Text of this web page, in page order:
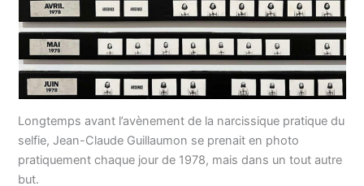
Longtemps avant l’avènement de la narcissique pratique du
selfie, Jean-Claude Guillaumon se prenait en photo
pratiquement chaque jour de 1978, mais dans un tout autre
but.